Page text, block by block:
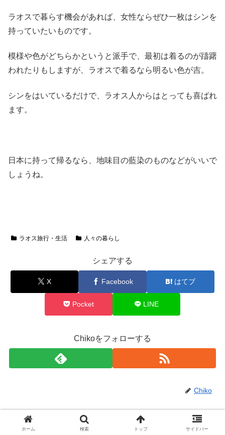
ラオスで暮らす機会があれば、女性ならぜひ一枚はシンを
持っていたいものです。
模様や色がどちらかというと派手で、最初は着るのが躊躇
われたりもしますが、ラオスで着るなら明るい色が吉。
シンをはいているだけで、ラオス人からはとっても喜ばれ
ます。
日本に持って帰るなら、地味目の藍染のものなどがいいで
しょうね。
ラオス旅行・生活 人々の暮らし
シェアする
X Facebook はてブ
Pocket LINE
Chikoをフォローする
Chiko
関連記事
ホーム 検索 トップ サイドバー